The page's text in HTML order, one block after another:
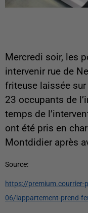
Mercredi soir, les
intervenir rue de
friteuse laissée
23 occupants de
temps de
ont été pris en
Montdidier après
Source:
https://
06/lappartement-prend-